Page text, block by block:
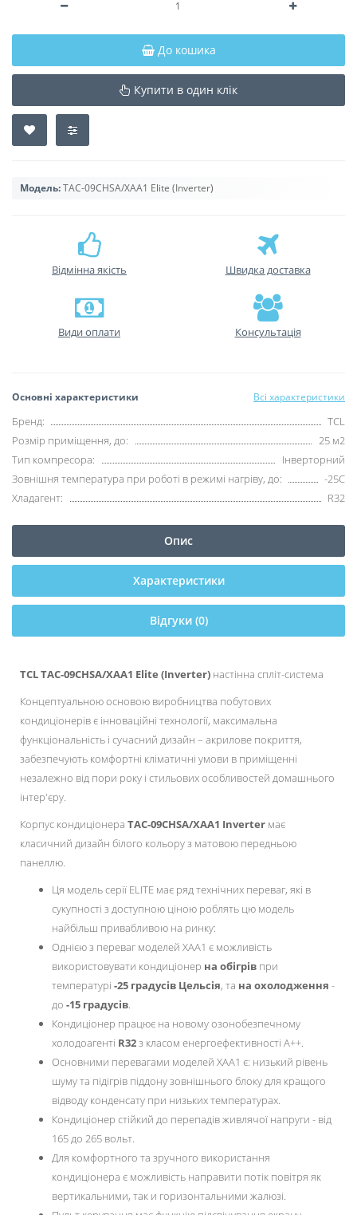
До кошика
Купити в один клік
Модель:TAC-09CHSA/XAA1 Elite (Inverter)
Відмінна якість Швидка доставка
Види оплати Консультація
Основні характеристики Всі характеристики
Бренд:
TCL
Розмір приміщення, до:
25 м2
Тип компресора:
Інверторний
Зовнішня температура при роботі в режимі нагріву, до:
-25С
Хладагент:
R32
Опис
Характеристики
Відгуки (0)
TCL TAC-09CHSA/XAA1 Elite (Inverter) настінна спліт-система
Концептуальною основою виробництва побутових
кондиціонерів є інноваційні технології, максимальна
функціональність і сучасний дизайн – акрилове покриття,
забезпечують комфортні кліматичні умови в приміщенні
незалежно від пори року і стильових особливостей домашнього
інтер'єру.
Корпус кондиціонера TAC-09CHSA/XAA1 Inverter має
класичний дизайн білого кольору з матовою передньою
панеллю.
Ця модель серії ELITE має ряд технічних переваг, які в
сукупності з доступною ціною роблять цю модель
найбільш привабливою на ринку:
Однією з переваг моделей ХАА1 є можливість
використовувати кондиціонер на обігрів при
температурі -25 градусів Цельсія, та на охолодження -
до -15 градусів.
Кондиціонер працює на новому озонобезпечному
холодоагенті R32з класом енергоефективності А++.
Основними перевагами моделей ХАА1 є: низький рівень
шуму та підігрів піддону зовнішнього блоку для кращого
відводу конденсату при низьких температурах.
Кондиціонер стійкий до перепадів живлячої напруги - від
165 до 265 вольт.
Для комфортного та зручного використання
кондиціонера є можливість направити потік повітря як
вертикальними, так и горизонтальними жалюзі.